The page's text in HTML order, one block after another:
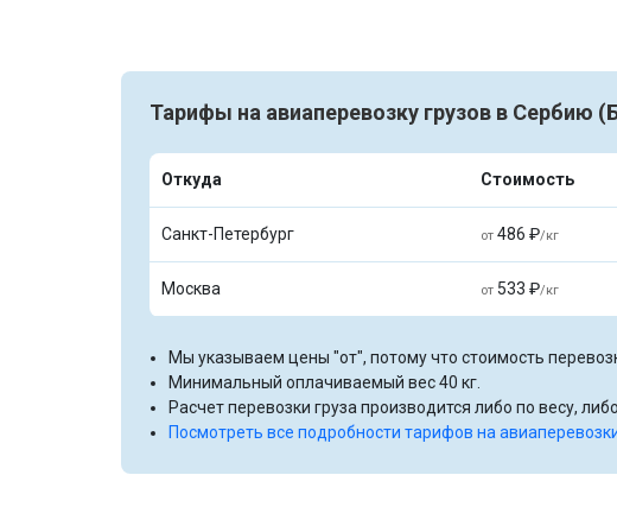
Тарифы на авиаперевозку грузов в Сербию
Откуда Стоимость
Санкт-Петербург от 486 ₽/кг
Москва от 533 ₽/кг
Мы указываем цены "от", потому что стоимость
Минимальный оплачиваемый вес 40 кг.
Расчет перевозки груза производится либо по весу,
Посмотреть все подробности тарифов на